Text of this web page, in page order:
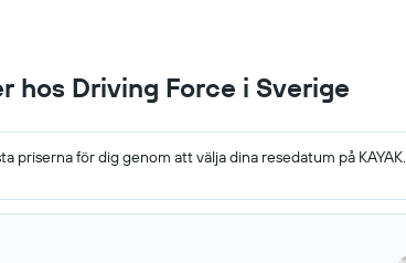
hos Driving Force i Sverige
priserna för dig genom att välja dina resedatum på KAYAK.